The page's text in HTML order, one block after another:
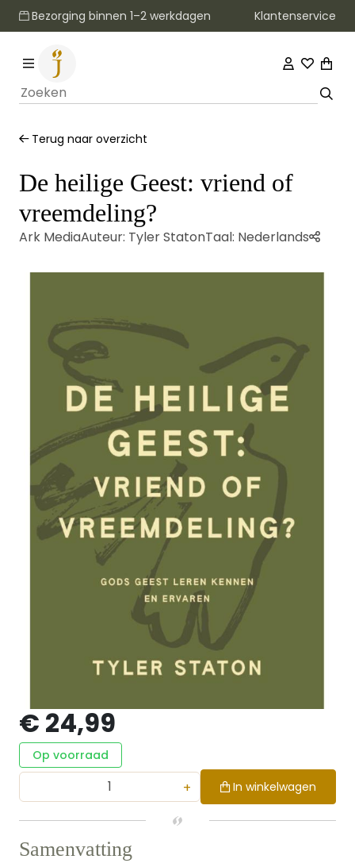
Bezorging binnen 1–2 werkdagen Klantenservice
Terug naar overzicht
De heilige Geest: vriend of
vreemdeling?
Ark MediaAuteur: Tyler StatonTaal: Nederlands
€ 24,99
Op voorraad
+ In winkelwagen
Samenvatting